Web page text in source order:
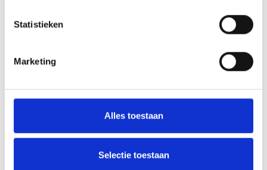
Statistieken
Marketing
Alles toestaan
Selectie toestaan
Power Automate flow triggert zodra er een